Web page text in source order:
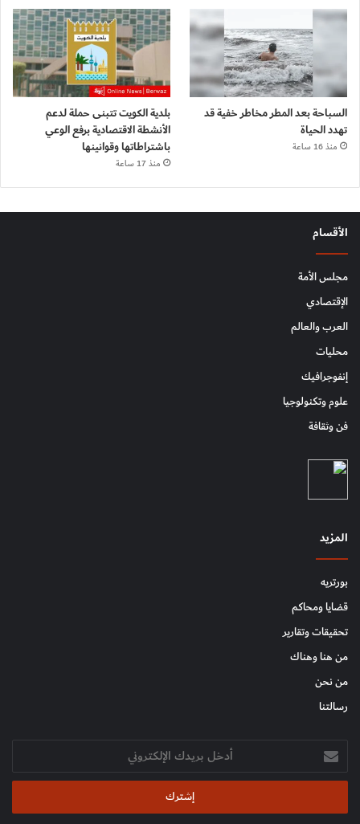
السباحة بعد المطر مخاطر خفية قد
تهدد الحياة
منذ 16 ساعة
بلدية الكويت تتبنى حملة لدعم
الأنشطة الاقتصادية برفع الوعي
باشتراطاتها وقوانينها
منذ 17 ساعة
الأقسام
مجلس الأمة
الإقتصادي
العرب والعالم
محليات
إنفوجرافيك
علوم وتكنولوجيا
فن وثقافة
المزيد
بورتريه
قضايا ومحاكم
تحقيقات وتقارير
من هنا وهناك
من نحن
رسالتنا
أدخل
بريدك
الإلكتروني